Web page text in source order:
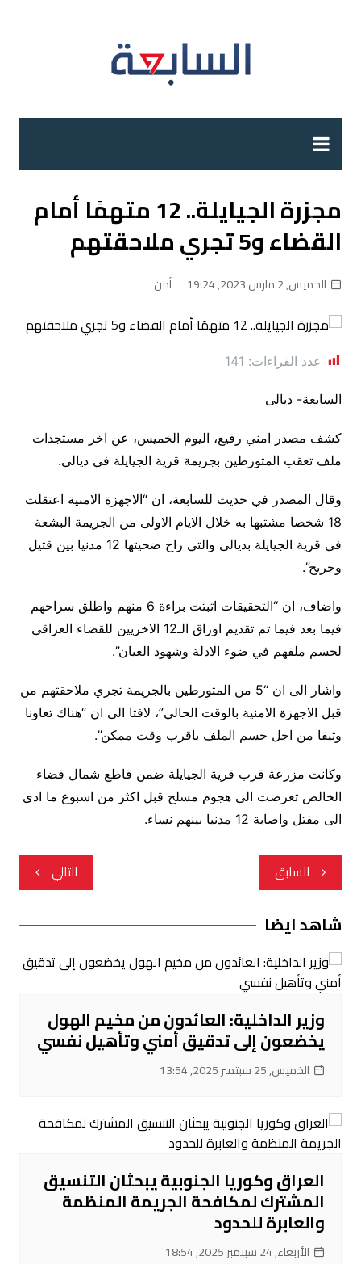
مجزرة الجيايلة.. 12 متهمًا أمام
القضاء و5 تجري ملاحقتهم
الخميس, 2 مارس 2023, 19:24 أمن
عدد القراءات: 141
السابعة- ديالى
كشف مصدر امني رفيع، اليوم الخميس، عن اخر مستجدات
ملف تعقب المتورطين بجريمة قرية الجيايلة في ديالى.
وقال المصدر في حديث للسابعة، ان “الاجهزة الامنية اعتقلت
18 شخصا مشتبها به خلال الايام الاولى من الجريمة البشعة
في قرية الجيايلة بديالى والتي راح ضحيتها 12 مدنيا بين قتيل
وجريح”.
واضاف، ان “التحقيقات اثبتت براءة 6 منهم واطلق سراحهم
فيما بعد فيما تم تقديم اوراق الـ12 الاخريين للقضاء العراقي
لحسم ملفهم في ضوء الادلة وشهود العيان”.
واشار الى ان “5 من المتورطين بالجريمة تجري ملاحقتهم من
قبل الاجهزة الامنية بالوقت الحالي”، لافتا الى ان “هناك تعاونا
وثيقا من اجل حسم الملف باقرب وقت ممكن”.
وكانت مزرعة قرب قرية الجيايلة ضمن قاطع شمال قضاء
الخالص تعرضت الى هجوم مسلح قبل اكثر من اسبوع ما ادى
الى مقتل واصابة 12 مدنيا بينهم نساء.
تصفّح
المقالات
السابق التالي
شاهد ايضا
وزير الداخلية: العائدون من مخيم الهول
يخضعون إلى تدقيق أمني وتأهيل نفسي
الخميس, 25 سبتمبر 2025, 13:54
العراق وكوريا الجنوبية يبحثان التنسيق
المشترك لمكافحة الجريمة المنظمة
والعابرة للحدود
الأربعاء, 24 سبتمبر 2025, 18:54